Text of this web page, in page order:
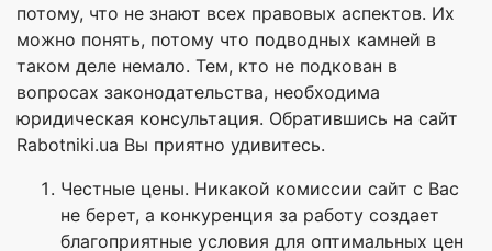
потому, что не знают всех правовых аспектов. Их
можно понять, потому что подводных камней в
таком деле немало. Тем, кто не подкован в
вопросах законодательства, необходима
юридическая консультация. Обратившись на сайт
Rabotniki.ua Вы приятно удивитесь.
Честные цены. Никакой комиссии сайт с Вас
не берет, а конкуренция за работу создает
благоприятные условия для оптимальных цен